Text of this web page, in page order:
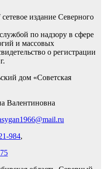
сетевое издание Северного
по надзору в сфере
и массовых
о регистрации
дом «Советская
Валентиновна
984,